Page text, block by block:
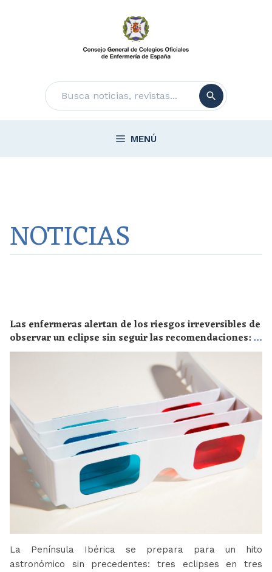
Buscar
MENÚ
NOTICIAS
Las enfermeras alertan de los riesgos irreversibles de
observar un eclipse sin seguir las recomendaciones: la
retinopatía solar es el mayor de los peligros
La Península Ibérica se prepara para un hito
astronómico sin precedentes: tres eclipses en tres